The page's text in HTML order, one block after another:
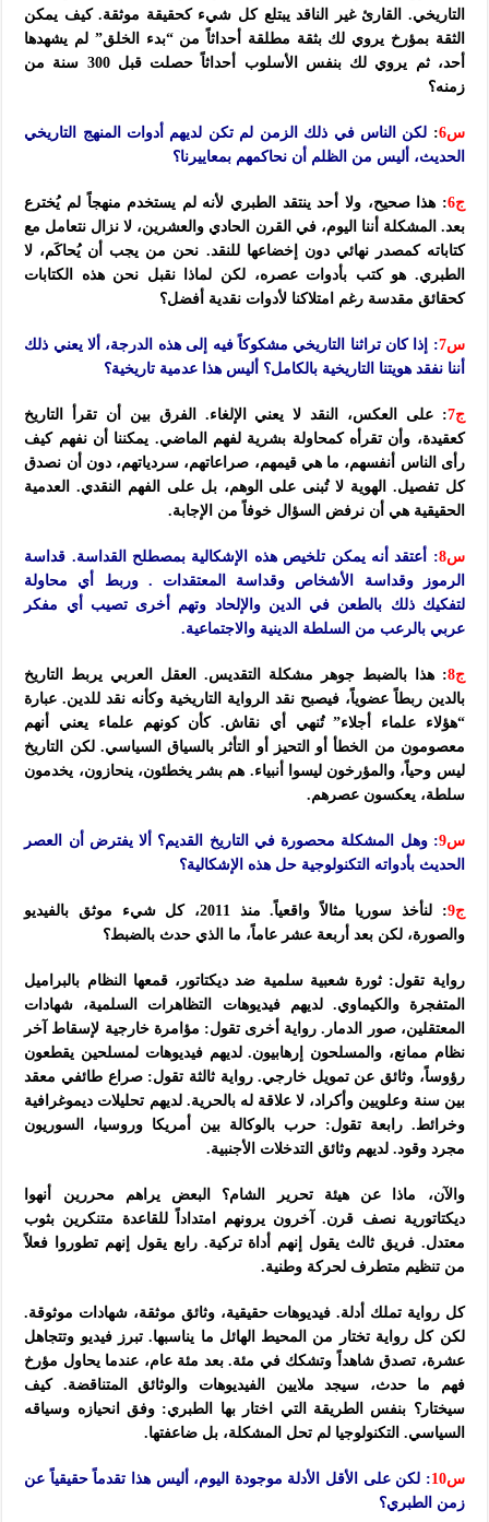
التاريخي. القارئ غير الناقد يبتلع كل شيء كحقيقة موثقة. كيف يمكن
الثقة بمؤرخ يروي لك بثقة مطلقة أحداثاً من “بدء الخلق” لم يشهدها
أحد، ثم يروي لك بنفس الأسلوب أحداثاً حصلت قبل 300 سنة من
زمنه؟
س6 : لكن الناس في ذلك الزمن لم تكن لديهم أدوات المنهج التاريخي
الحديث، أليس من الظلم أن نحاكمهم بمعاييرنا؟
ج6 : هذا صحيح، ولا أحد ينتقد الطبري لأنه لم يستخدم منهجاً لم يُخترع
بعد. المشكلة أننا اليوم، في القرن الحادي والعشرين، لا نزال نتعامل مع
كتاباته كمصدر نهائي دون إخضاعها للنقد. نحن من يجب أن يُحاكَم، لا
الطبري. هو كتب بأدوات عصره، لكن لماذا نقبل نحن هذه الكتابات
كحقائق مقدسة رغم امتلاكنا لأدوات نقدية أفضل؟
س7 : إذا كان تراثنا التاريخي مشكوكاً فيه إلى هذه الدرجة، ألا يعني ذلك
أننا نفقد هويتنا التاريخية بالكامل؟ أليس هذا عدمية تاريخية؟
ج7 : على العكس، النقد لا يعني الإلغاء. الفرق بين أن تقرأ التاريخ
كعقيدة، وأن تقرأه كمحاولة بشرية لفهم الماضي. يمكننا أن نفهم كيف
رأى الناس أنفسهم، ما هي قيمهم، صراعاتهم، سردياتهم، دون أن نصدق
كل تفصيل. الهوية لا تُبنى على الوهم، بل على الفهم النقدي. العدمية
الحقيقية هي أن نرفض السؤال خوفاً من الإجابة.
س8 : أعتقد أنه يمكن تلخيص هذه الإشكالية بمصطلح القداسة. قداسة
الرموز وقداسة الأشخاص وقداسة المعتقدات . وربط أي محاولة
لتفكيك ذلك بالطعن في الدين والإلحاد وتهم أخرى تصيب أي مفكر
عربي بالرعب من السلطة الدينية والاجتماعية.
ج8 : هذا بالضبط جوهر مشكلة التقديس. العقل العربي يربط التاريخ
بالدين ربطاً عضوياً، فيصبح نقد الرواية التاريخية وكأنه نقد للدين. عبارة
“هؤلاء علماء أجلاء” تُنهي أي نقاش. كأن كونهم علماء يعني أنهم
معصومون من الخطأ أو التحيز أو التأثر بالسياق السياسي. لكن التاريخ
ليس وحياً، والمؤرخون ليسوا أنبياء. هم بشر يخطئون، ينحازون، يخدمون
سلطة، يعكسون عصرهم.
س9 : وهل المشكلة محصورة في التاريخ القديم؟ ألا يفترض أن العصر
الحديث بأدواته التكنولوجية حل هذه الإشكالية؟
ج9
: لنأخذ سوريا مثالاً واقعياً. منذ 2011، كل شيء موثق بالفيديو
والصورة، لكن بعد أربعة عشر عاماً، ما الذي حدث بالضبط؟
رواية تقول: ثورة شعبية سلمية ضد ديكتاتور، قمعها النظام بالبراميل
المتفجرة والكيماوي. لديهم فيديوهات التظاهرات السلمية، شهادات
المعتقلين، صور الدمار. رواية أخرى تقول: مؤامرة خارجية لإسقاط آخر
نظام ممانع، والمسلحون إرهابيون. لديهم فيديوهات لمسلحين يقطعون
رؤوساً، وثائق عن تمويل خارجي. رواية ثالثة تقول: صراع طائفي معقد
بين سنة وعلويين وأكراد، لا علاقة له بالحرية. لديهم تحليلات ديموغرافية
وخرائط. رابعة تقول: حرب بالوكالة بين أمريكا وروسيا، السوريون
مجرد وقود. لديهم وثائق التدخلات الأجنبية.
والآن، ماذا عن هيئة تحرير الشام؟ البعض يراهم محررين أنهوا
ديكتاتورية نصف قرن. آخرون يرونهم امتداداً للقاعدة متنكرين بثوب
معتدل. فريق ثالث يقول إنهم أداة تركية. رابع يقول إنهم تطوروا فعلاً
من تنظيم متطرف لحركة وطنية.
كل رواية تملك أدلة. فيديوهات حقيقية، وثائق موثقة، شهادات موثوقة.
لكن كل رواية تختار من المحيط الهائل ما يناسبها. تبرز فيديو وتتجاهل
عشرة، تصدق شاهداً وتشكك في مئة. بعد مئة عام، عندما يحاول مؤرخ
فهم ما حدث، سيجد ملايين الفيديوهات والوثائق المتناقضة. كيف
سيختار؟ بنفس الطريقة التي اختار بها الطبري: وفق انحيازه وسياقه
السياسي. التكنولوجيا لم تحل المشكلة، بل ضاعفتها.
س10
: لكن على الأقل الأدلة موجودة اليوم، أليس هذا تقدماً حقيقياً عن
زمن الطبري؟